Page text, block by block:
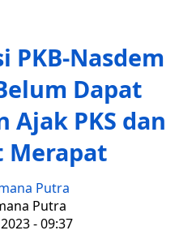
PKB-Nasdem
Dapat
Ajak PKS dan
Merapat
Putra
Putra
- 09:37